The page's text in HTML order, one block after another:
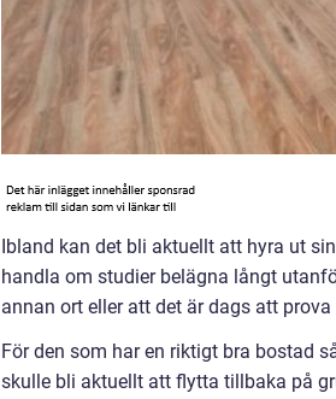
Ibland kan det bli aktuellt att hyra ut
handla om studier belägna långt
annan ort eller att det är dags att
För den som har en riktigt bra bostad
skulle bli aktuellt att flytta tillbaka på